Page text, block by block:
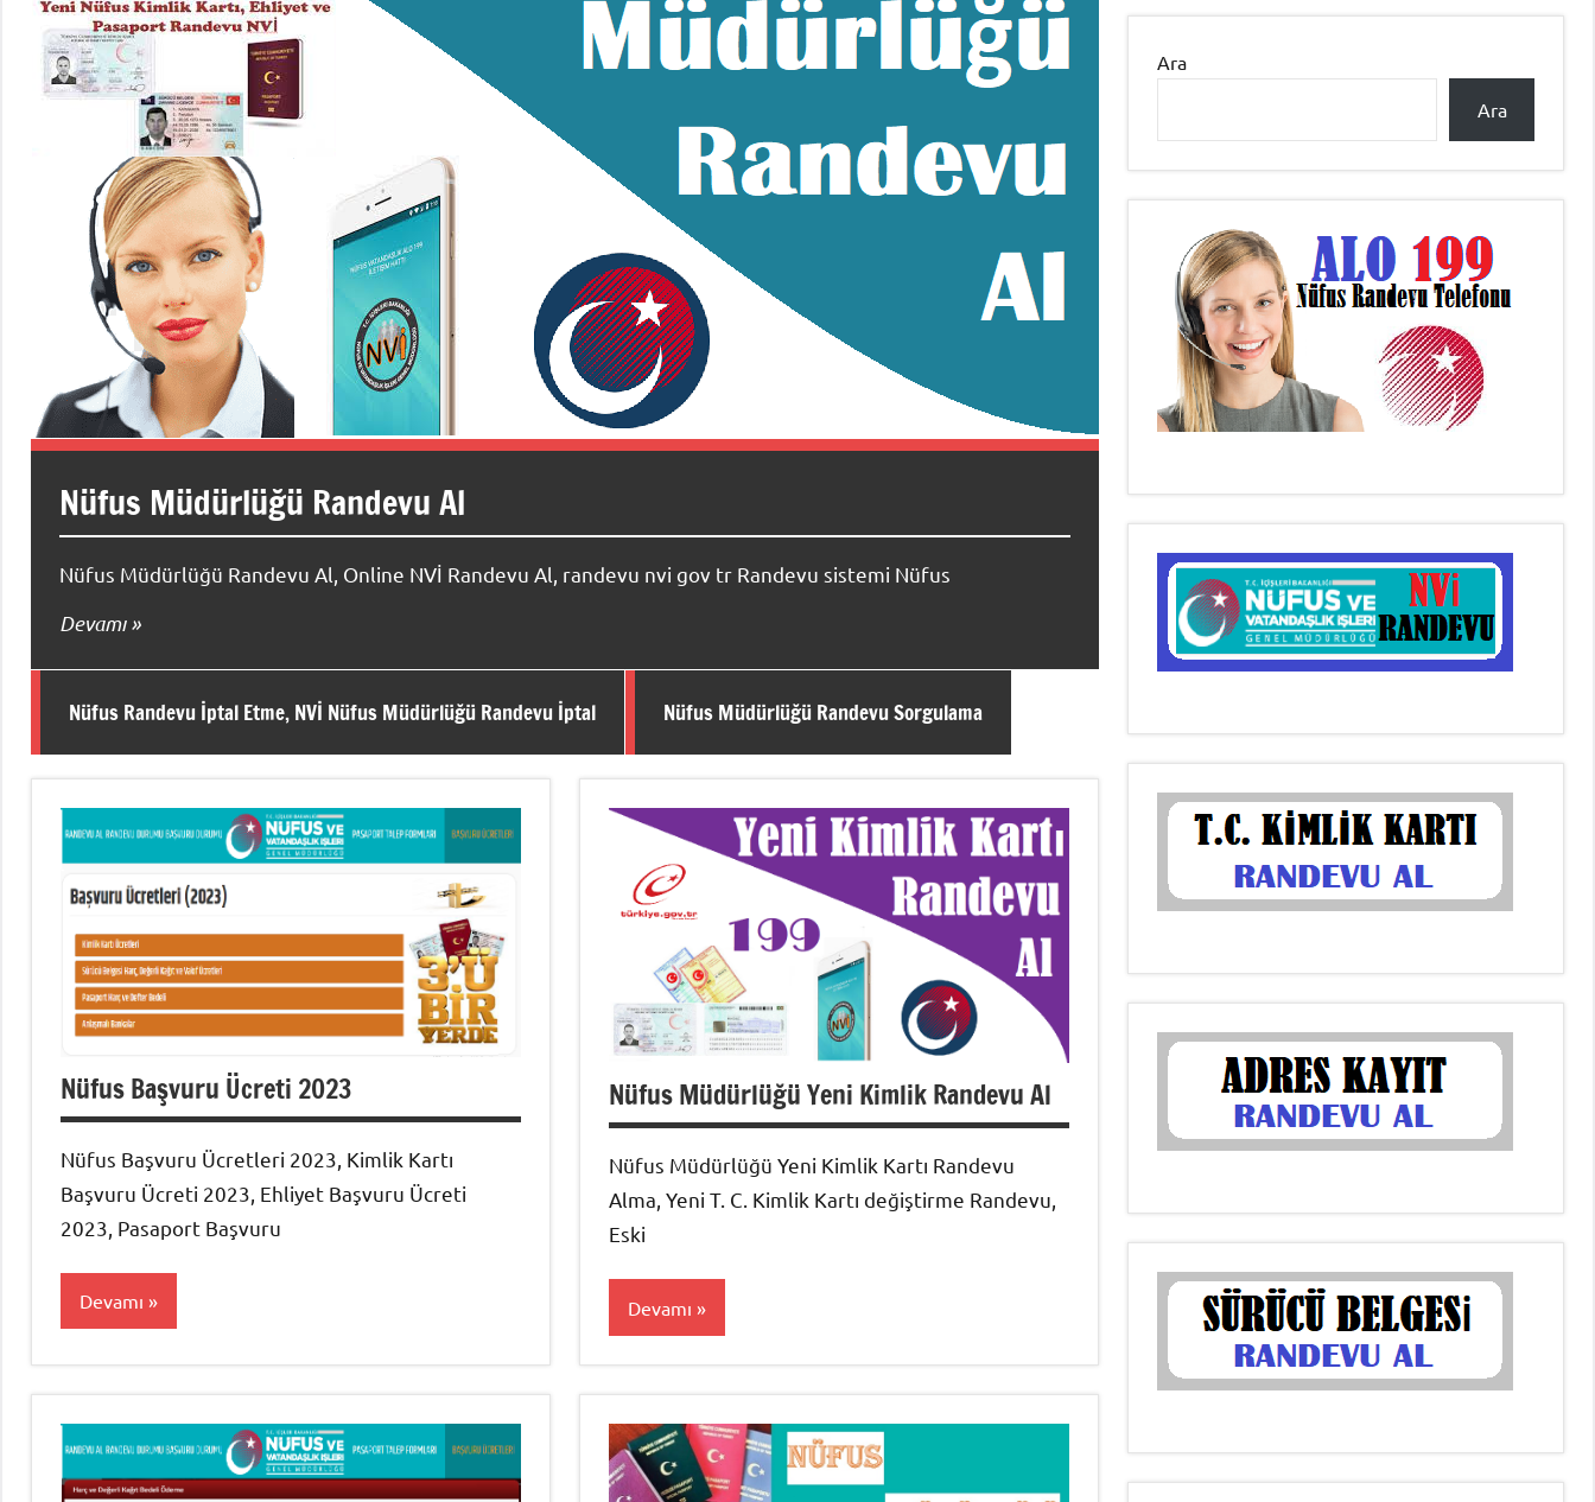
Nüfus Müdürlüğü Randevu Al
Nüfus Müdürlüğü Randevu Al, Online NVİ Randevu Al, randevu nvi gov tr Randevu sistemi Nüfus
Devamı
Nüfus Randevu İptal Etme, NVİ Nüfus Müdürlüğü Randevu İptal Nüfus Müdürlüğü Randevu Sorgulama
Nüfus Başvuru Ücreti 2023
Nüfus Başvuru Ücretleri 2023, Kimlik Kartı
Başvuru Ücreti 2023, Ehliyet Başvuru Ücreti
2023, Pasaport Başvuru
Devamı
Nüfus Müdürlüğü Yeni Kimlik Randevu Al
Nüfus Müdürlüğü Yeni Kimlik Kartı Randevu
Alma, Yeni T. C. Kimlik Kartı değiştirme Randevu,
Eski
Devamı
Ara
Ara